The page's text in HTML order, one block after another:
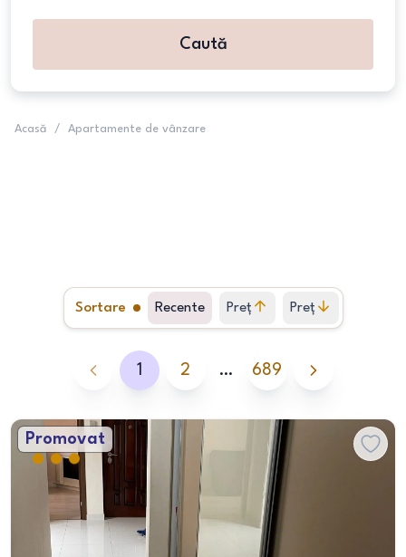
Caută
Acasă / Apartamente de vânzare
Sortare Recente Preț
crescător
Preț
descrescător
1 2 … 689
Promovat